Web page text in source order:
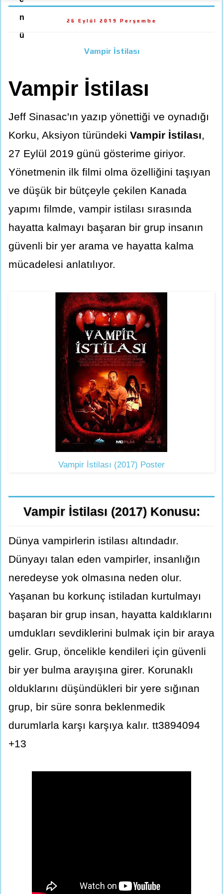
n
ü
26 Eylül 2019 Perşembe
Vampir İstilası
Vampir İstilası
Jeff Sinasac'ın yazıp yönettiği ve oynadığı
Korku, Aksiyon türündeki Vampir İstilası
27 Eylül 2019 günü gösterime giriyor.
Yönetmenin ilk filmi olma özelliğini taşıyan
ve düşük bir bütçeyle çekilen Kanada
yapımı filmde, vampir istilası sırasında
hayatta kalmayı başaran bir grup insanın
güvenli bir yer arama ve hayatta kalma
mücadelesi anlatılıyor.
Vampir İstilası (2017) Poster
Vampir İstilası (2017) Konusu:
Dünya vampirlerin istilası altındadır.
Dünyayı talan eden vampirler, insanlığın
neredeyse yok olmasına neden olur.
Yaşanan bu korkunç istiladan kurtulmayı
başaran bir grup insan, hayatta kaldıklarını
umdukları sevdiklerini bulmak için bir araya
gelir. Grup, öncelikle kendileri için güvenli
bir yer bulma arayışına girer. Korunaklı
olduklarını düşündükleri bir yere sığınan
grup, bir süre sonra beklenmedik
durumlarla karşı karşıya kalır. tt3894094
+13